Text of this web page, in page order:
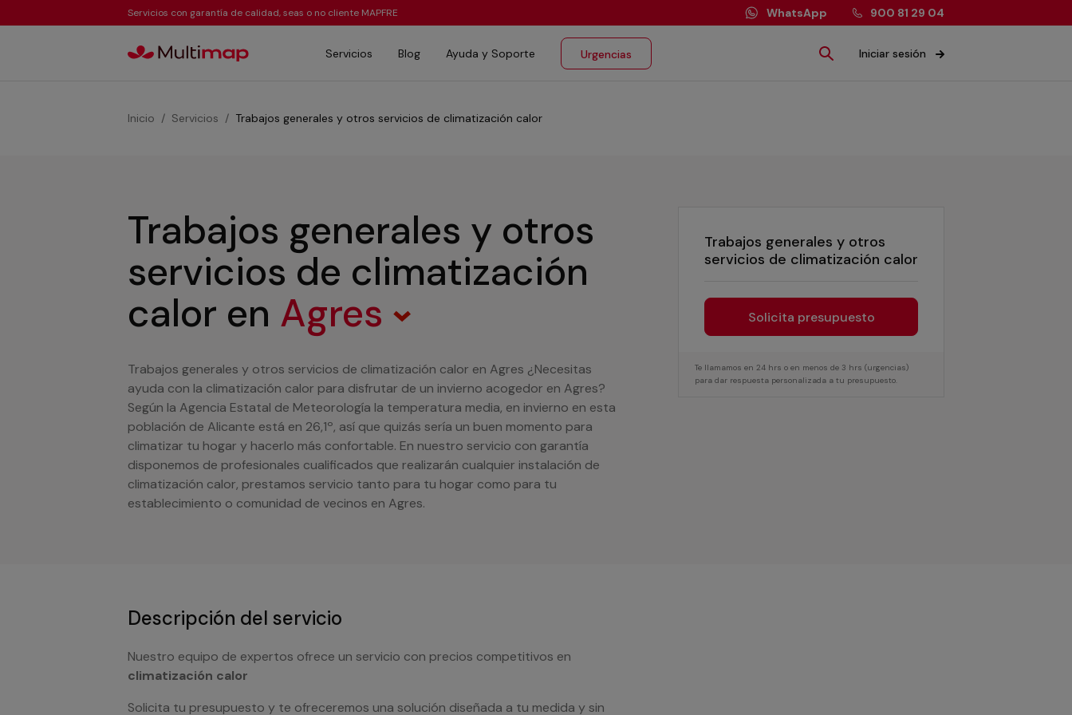
Servicios con garantía de calidad, seas o no cliente MAPFRE WhatsApp 900 81 29 04
Servicios Blog Ayuda y Soporte Urgencias Iniciar sesión
Inicio Servicios Trabajos generales y otros servicios de climatización calor
Trabajos generales y otros
servicios de climatización calor
Solicita presupuesto
Te llamamos en 24 hrs o en menos de 3 hrs (urgencias)
para dar respuesta personalizada a tu presupuesto.
Trabajos generales y otros
servicios de climatización
calor en Agres
Trabajos generales y otros servicios de climatización calor en Agres ¿Necesitas
ayuda con la climatización calor para disfrutar de un invierno acogedor en Agres?
Según la Agencia Estatal de Meteorología la temperatura media, en invierno en esta
población de Alicante está en 26,1º, así que quizás sería un buen momento para
climatizar tu hogar y hacerlo más confortable. En nuestro servicio con garantía
disponemos de profesionales cualificados que realizarán cualquier instalación de
climatización calor, prestamos servicio tanto para tu hogar como para tu
establecimiento o comunidad de vecinos en Agres.
Descripción del servicio
Nuestro equipo de expertos ofrece un servicio con precios competitivos en
climatización calor
Solicita tu presupuesto y te ofreceremos una solución diseñada a tu medida y sin